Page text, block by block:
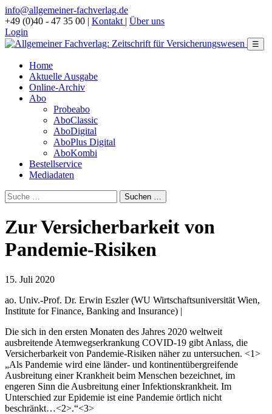
info@allgemeiner-fachverlag.de
+49 (0)40 - 47 35 00 | Kontakt | Über uns
Login
☰
Home
Aktuelle Ausgabe
Online-Archiv
Abo
Probeabo
AboClassic
AboDigital
AboPlus Digital
AboKombi
Bestellservice
Mediadaten
Zur Versicherbarkeit von
Pandemie-Risiken
15. Juli 2020
ao. Univ.-Prof. Dr. Erwin Eszler (WU Wirtschaftsuniversität Wien,
Institute for Finance, Banking and Insurance) |
Die sich in den ersten Monaten des Jahres 2020 weltweit
ausbreitende Atemwegserkrankung COVID-19 gibt Anlass, die
Versicherbarkeit von Pandemie-Risiken näher zu untersuchen. <1>
„Als Pandemie wird eine länder- und kontinentübergreifende
Ausbreitung einer Krankheit beim Menschen bezeichnet, im
engeren Sinn die Ausbreitung einer Infektionskrankheit. Im
Unterschied zur Epidemie ist eine Pandemie örtlich nicht
beschränkt…<2>.“<3>